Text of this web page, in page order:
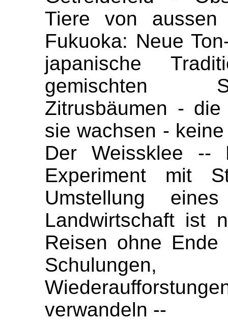
Tiere von
Fukuoka: Neue
japanische
gemischten
Zitrusbäumen -
sie wachsen -
Der Weissklee --
Experiment mit
Umstellung
Landwirtschaft ist
Reisen ohne
Schulungen,
verwandeln --